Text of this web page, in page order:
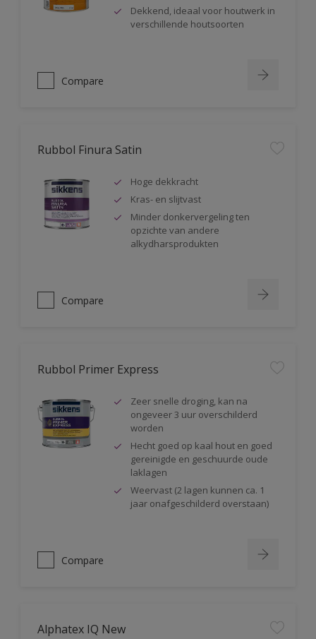
Dekkend, ideaal voor houtwerk in
verschillende houtsoorten
Compare
Rubbol Finura Satin
Hoge dekkracht
Kras- en slijtvast
Minder donkervergeling ten
opzichte van andere
alkydharsprodukten
Compare
Rubbol Primer Express
Zeer snelle droging, kan na
ongeveer 3 uur overschilderd
worden
Hecht goed op kaal hout en goed
gereinigde en geschuurde oude
laklagen
Weervast (2 lagen kunnen ca. 1
jaar onafgeschilderd overstaan)
Compare
Alphatex IQ New